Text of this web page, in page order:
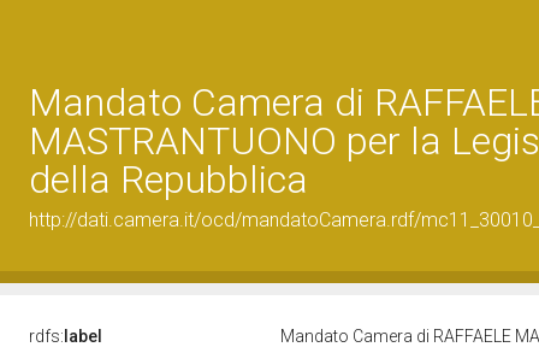
Mandato Camera di
MASTRANTUONO per la
della Repubblica
http://dati.camera.it/ocd/mandatoCamera.rdf/
rdfs: label Mandato Camera di RAFFAELE